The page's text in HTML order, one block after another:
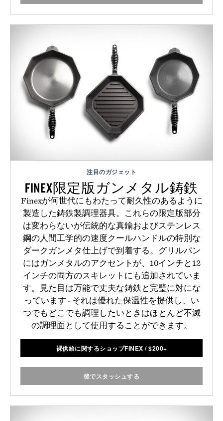
注目のガジェット
FINEX限定版ガンメタル鋳鉄
Finexが何世代にもわたって耐久性のあるように
製造した鋳鉄製調理器具。これらの限定版部分
は変わらないが伝統的な真鍮およびステンレス
鋼の人間工学的の速度クールハンドルの特別な
ダークガンメタ仕上げで到着する。グリルパン
にはガンメタルのアクセントが、10インチと12
インチの両方のスキレットにも追加されていま
す。見た目は万能で丈夫な鋳鉄と完璧に対にな
っています - それは優れた保温性を提供し、い
つでもどこでも調理したいときはほとんど不滅
の調理面として使用することができます。
裸供給に関するショップFINEX /$200+
後でスタッシュする